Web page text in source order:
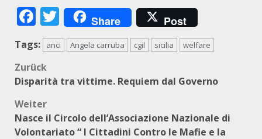
Facebook
Twitter
Share Post
Tags: anci Angela carruba cgil sicilia welfare
Beitragsnavigation
Zurück
Disparità tra vittime. Requiem dal Governo
Weiter
Nasce il Circolo dell’Associazione Nazionale di
Volontariato “ I Cittadini Contro le Mafie e la